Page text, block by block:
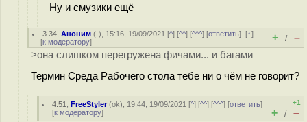
Ну и смузики ещё
3.34 ,Аноним (-), 15:16, 19/09/2021 [^] [^^] [^^^] [ответить][↑]
[к модератору] + / –
>она слишком перегружена фичами... и багами
Термин Среда Рабочего стола тебе ни о чём не говорит?
4.51 ,FreeStyler(ok), 19:44, 19/09/2021 [^] [^^] [^^^] [ответить]
[к модератору]
+1
+ / –